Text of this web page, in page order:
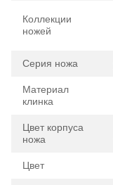
Коллекции
ножей
Серия ножа
Материал
клинка
Цвет корпуса
ножа
Цвет